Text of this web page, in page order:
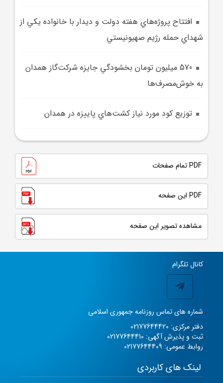
افتتاح پروژه‌هاي هفته دولت و ديدار با خانواده يکي از
شهداي حمله رژيم صهيونيستي
570 ميليون تومان بخشودگي جايزه شرکت‌گاز همدان
به خوش‌مصرف‌ها
توزيع کود مورد نياز کشت‌هاي پاييزه در همدان
PDF تمام صفحات
PDF این صفحه
مشاهده تصویر این صفحه
کانال تلگرام
شماره های تماس روزنامه جمهوری اسلامی
دفتر مرکزی: 02177644420
ثبت و پذیرش آگهی: 02177644410
روابط عمومی: 02177644409
لینک های کاربردی